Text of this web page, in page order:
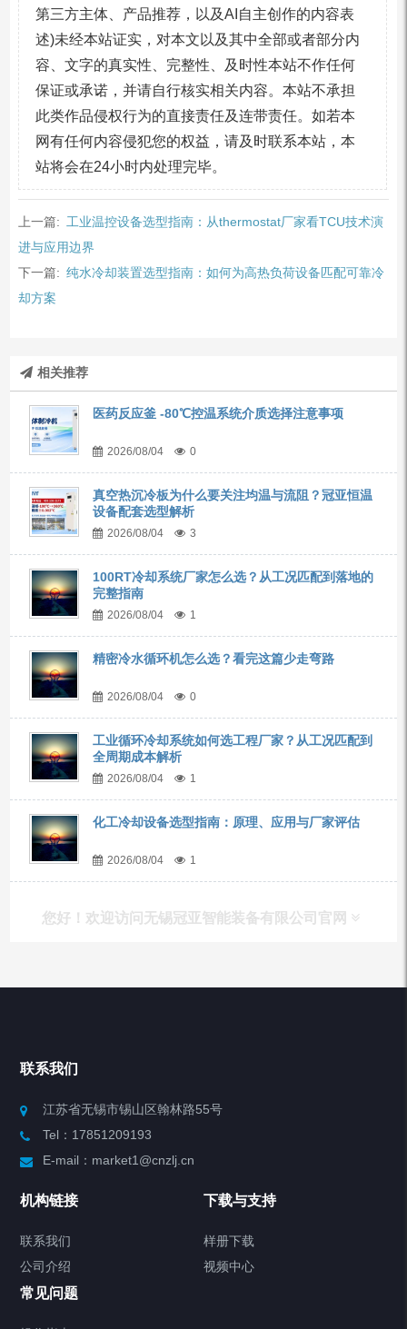
第三方主体、产品推荐，以及AI自主创作的内容表
述)未经本站证实，对本文以及其中全部或者部分内
容、文字的真实性、完整性、及时性本站不作任何
保证或承诺，并请自行核实相关内容。本站不承担
此类作品侵权行为的直接责任及连带责任。如若本
网有任何内容侵犯您的权益，请及时联系本站，本
站将会在24小时内处理完毕。
上一篇: 工业温控设备选型指南：从thermostat厂家看TCU技术演
进与应用边界
下一篇: 纯水冷却装置选型指南：如何为高热负荷设备匹配可靠冷
却方案
相关推荐
医药反应釜 -80℃控温系统介质选择注意事项
2026/08/04 0
真空热沉冷板为什么要关注均温与流阻？冠亚恒温
设备配套选型解析
2026/08/04 3
100RT冷却系统厂家怎么选？从工况匹配到落地的
完整指南
2026/08/04 1
精密冷水循环机怎么选？看完这篇少走弯路
2026/08/04 0
工业循环冷却系统如何选工程厂家？从工况匹配到
全周期成本解析
2026/08/04 1
化工冷却设备选型指南：原理、应用与厂家评估
2026/08/04 1
您好！欢迎访问无锡冠亚智能装备有限公司官网
产品列表
制冷加热动态控温系统
Chiller直冷控温机组
联系我们
江苏省无锡市锡山区翰林路55号
Tel：17851209193
E-mail：market1@cnzlj.cn
机构链接
联系我们
公司介绍
下载与支持
样册下载
视频中心
常见问题